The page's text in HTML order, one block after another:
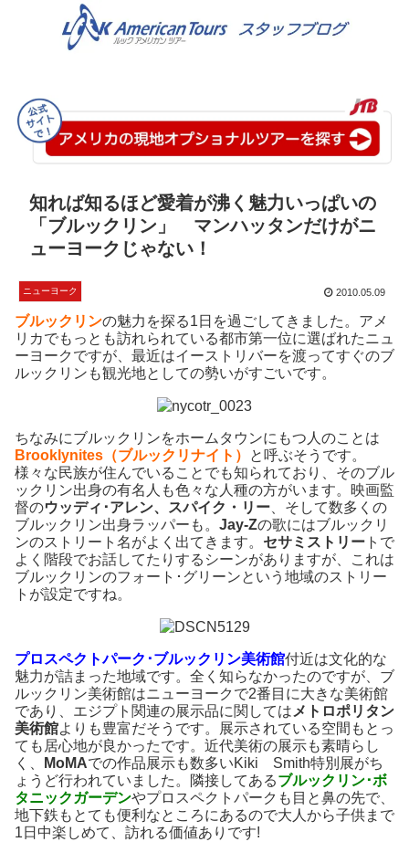
知れば知るほど愛着が沸く魅力いっぱいの
「ブルックリン」 マンハッタンだけがニ
ューヨークじゃない！
ニューヨーク 2010.05.09
ブルックリンの魅力を探る1日を過ごしてきました。アメ
リカでもっとも訪れられている都市第一位に選ばれたニュ
ーヨークですが、最近はイーストリバーを渡ってすぐのブ
ルックリンも観光地としての勢いがすごいです。
ちなみにブルックリンをホームタウンにもつ人のことは
Brooklynites（ブルックリナイト）
と呼ぶそうです。
様々な民族が住んでいることでも知られており、そのブル
ックリン出身の有名人も色々な人種の方がいます。映画監
督のウッディ･アレン、スパイク・リー 、そして数多くの
ブルックリン出身ラッパーも。 Jay-Zの歌にはブルックリ
ンのストリート名がよく出てきます。 セサミストリー トで
よく階段でお話してたりするシーンがありますが、これは
ブルックリンのフォート･グリーンという地域のストリー
トが設定ですね。
プロスペクトパーク･ブルックリン美術館付近は文化的な
魅力が詰まった地域です。全く知らなかったのですが、ブ
ルックリン美術館はニューヨークで2番目に大きな美術館
であり、エジプト関連の展示品に関してはメトロポリタン
美術館よりも豊富だそうです。展示されている空間もとっ
ても居心地が良かったです。近代美術の展示も素晴らし
く、
MoMAでの作品展示も数多いKiki Smith特別展がち
ょうど行われていました。隣接してあるブルックリン･ボ
タニックガーデンやプロスペクトパークも目と鼻の先で、
地下鉄もとても便利なところにあるので大人から子供まで
1日中楽しめて、訪れる価値ありです!